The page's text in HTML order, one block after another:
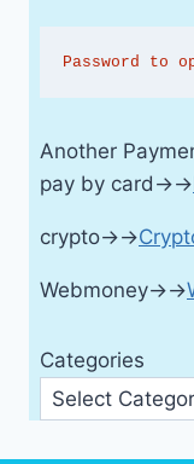
Password to
Another
pay by card→→
crypto→→
Webmoney→→
Categories